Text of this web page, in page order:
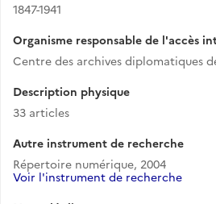
1847-1941
Organisme responsable de l'accès
Centre des archives diplomatiques
Description physique
33 articles
Autre instrument de recherche
Répertoire numérique, 2004
Voir l'instrument de recherche